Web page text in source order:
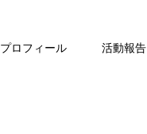
プロフィール 活動報告